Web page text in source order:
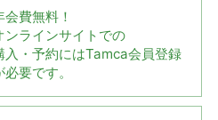
会費無料！
ンラインサイトでの
入・予約にはTamca会員登録
必要です。